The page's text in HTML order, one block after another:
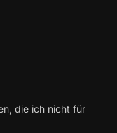
die ich nicht für